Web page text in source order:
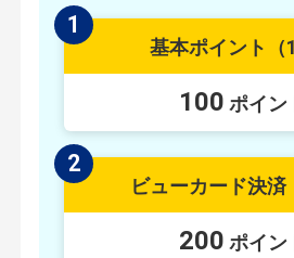
1
基本ポイント
100 ポイン
2
ビューカード決済
200 ポイン